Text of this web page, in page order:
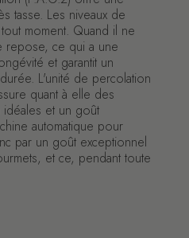
tasse. Les niveaux de
moment. Quand il ne
repose, ce qui a une
et garantit un
L'unité de percolation
quant à elle des
et un goût
automatique pour
par un goût exceptionnel
et ce, pendant toute